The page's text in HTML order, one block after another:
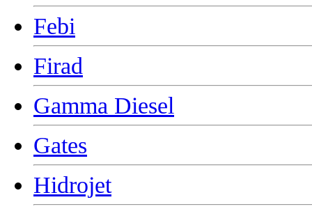
Febi
Firad
Gamma Diesel
Gates
Hidrojet